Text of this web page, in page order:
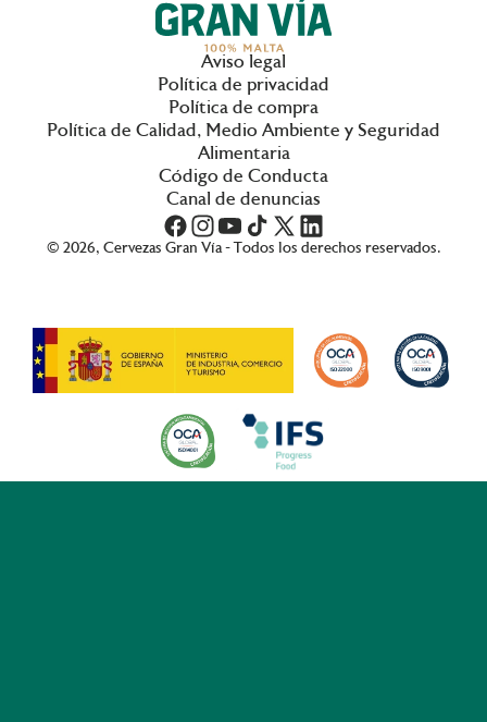
Aviso legal
Política de privacidad
Política de compra
Política de Calidad, Medio Ambiente y Seguridad
Alimentaria
Código de Conducta
Canal de denuncias
© 2026, Cervezas Gran Vía - Todos los derechos reservados.